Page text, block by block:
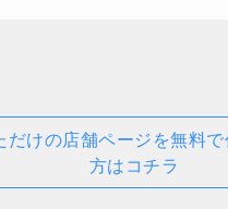
だけの店舗ページを無料
方はコチラ